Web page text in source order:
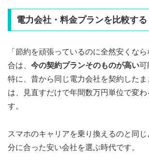
電力会社・料金プランを比較する
「節約を頑張っているのに全然安くな
合は、 今の契約プランそのものが高い可
特に、昔から同じ電力会社を契約したま
は、見直すだけで年間数万円単位で変わ
す。
スマホのキャリアを乗り換えるのと同
分に合った安い会社を選ぶ時代です。